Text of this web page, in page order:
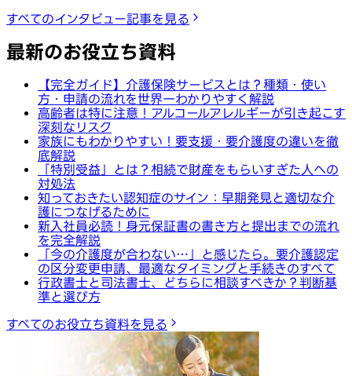
すべてのインタビュー記事を見る
最新のお役立ち資料
【完全ガイド】介護保険サービスとは？種類・使い
方・申請の流れを世界一わかりやすく解説
高齢者は特に注意！アルコールアレルギーが引き起こす
深刻なリスク
家族にもわかりやすい！要支援・要介護度の違いを徹
底解説
「特別受益」とは？相続で財産をもらいすぎた人への
対処法
知っておきたい認知症のサイン：早期発見と適切な介
護につなげるために
新入社員必読！身元保証書の書き方と提出までの流れ
を完全解説
「今の介護度が合わない…」と感じたら。要介護認定
の区分変更申請、最適なタイミングと手続きのすべて
行政書士と司法書士、どちらに相談すべきか？判断基
準と選び方
すべてのお役立ち資料を見る